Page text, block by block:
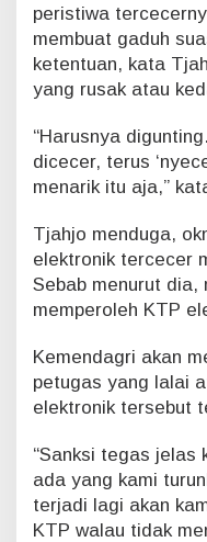
B
e
c
e
e
r
n
i
W
l
a
D
r
e
n
S
a
peristiwa
membuat gaduh
ketentuan, kata
yang rusak atau
“Harusnya
dicecer, terus
menarik itu aja,”
Tjahjo menduga,
elektronik tercecer
Sebab menurut dia,
memperoleh KTP
Kemendagri akan
petugas yang lalai
elektronik tersebut
“Sanksi tegas jelas
ada yang kami
terjadi lagi akan
KTP walau tidak